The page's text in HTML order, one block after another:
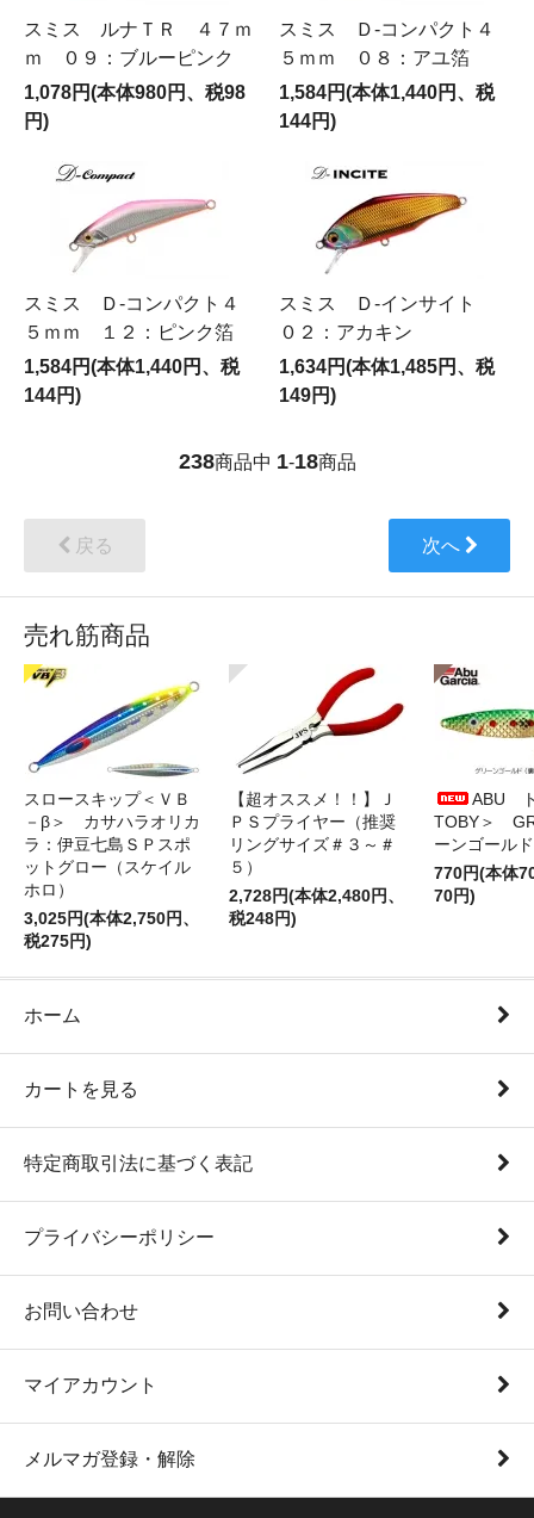
スミス ルナＴＲ ４７ｍ
ｍ ０９：ブルーピンク
1,078円(本体980円、税98
円)
スミス Ｄ‐コンパクト４
５ｍｍ ０８：アユ箔
1,584円(本体1,440円、税
144円)
スミス Ｄ‐コンパクト４
５ｍｍ １２：ピンク箔
1,584円(本体1,440円、税
144円)
スミス Ｄ‐インサイト
０２：アカキン
1,634円(本体1,485円、税
149円)
238商品中 1-18商品
戻る 次へ
売れ筋商品
スロースキップ＜ＶＢ
－β＞ カサハラオリカ
ラ：伊豆七島ＳＰスポ
ットグロー（スケイル
ホロ）
3,025円(本体2,750円、
税275円)
【超オススメ！！】Ｊ
ＰＳプライヤー（推奨
リングサイズ＃３～＃
５）
2,728円(本体2,480円、
税248円)
ABU
TOBY＞
ーンゴールド
770円(本体
70円)
ホーム
カートを見る
特定商取引法に基づく表記
プライバシーポリシー
お問い合わせ
マイアカウント
メルマガ登録・解除